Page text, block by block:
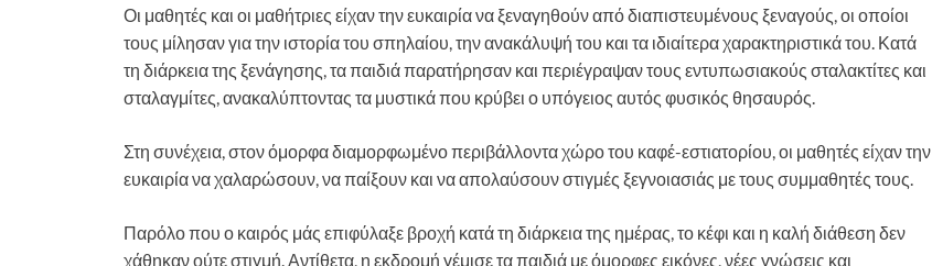
Οι μαθητές και οι μαθήτριες είχαν την ευκαιρία να ξεναγηθούν από διαπιστευμένους ξεναγούς, οι οποίοι
τους μίλησαν για την ιστορία του σπηλαίου, την ανακάλυψή του και τα ιδιαίτερα χαρακτηριστικά του. Κατά
τη διάρκεια της ξενάγησης, τα παιδιά παρατήρησαν και περιέγραψαν τους εντυπωσιακούς σταλακτίτες και
σταλαγμίτες, ανακαλύπτοντας τα μυστικά που κρύβει ο υπόγειος αυτός φυσικός θησαυρός.
Στη συνέχεια, στον όμορφα διαμορφωμένο περιβάλλοντα χώρο του καφέ-εστιατορίου, οι μαθητές είχαν την
ευκαιρία να χαλαρώσουν, να παίξουν και να απολαύσουν στιγμές ξεγνοιασιάς με τους συμμαθητές τους.
Παρόλο που ο καιρός μάς επιφύλαξε βροχή κατά τη διάρκεια της ημέρας, το κέφι και η καλή διάθεση δεν
χάθηκαν ούτε στιγμή. Αντίθετα, η εκδρομή γέμισε τα παιδιά με όμορφες εικόνες, νέες γνώσεις και